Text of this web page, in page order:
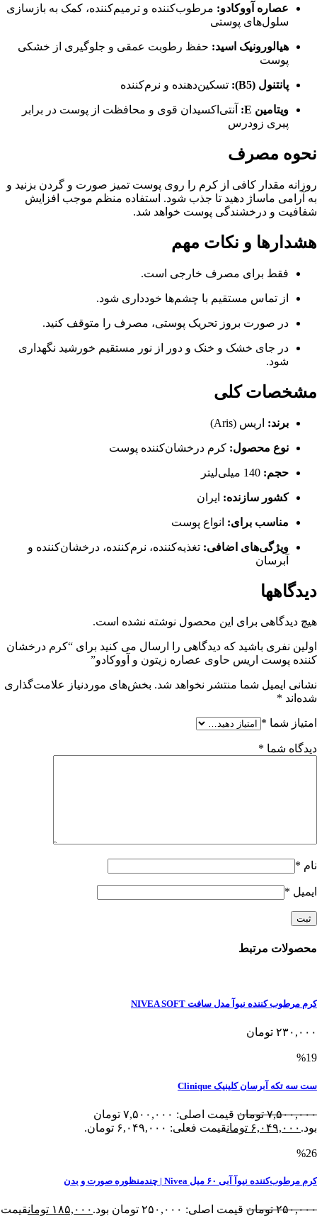
عصاره آووکادو: مرطوب‌کننده و ترمیم‌کننده، کمک به بازسازی
سلول‌های پوستی
هیالورونیک اسید: حفظ رطوبت عمقی و جلوگیری از خشکی
پوست
پانتنول (B5): تسکین‌دهنده و نرم‌کننده
ویتامین E:
آنتی‌اکسیدان قوی و محافظت از پوست در برابر
پیری زودرس
نحوه مصرف
روزانه مقدار کافی از کرم را روی پوست تمیز صورت و گردن بزنید و
به آرامی ماساژ دهید تا جذب شود. استفاده منظم موجب افزایش
شفافیت و درخشندگی پوست خواهد شد.
هشدارها و نکات مهم
فقط برای مصرف خارجی است.
از تماس مستقیم با چشم‌ها خودداری شود.
در صورت بروز تحریک پوستی، مصرف را متوقف کنید.
در جای خشک و خنک و دور از نور مستقیم خورشید نگهداری
شود.
مشخصات کلی
برند: اریس (Aris)
نوع محصول: کرم درخشان‌کننده پوست
حجم:
کشور سازنده: ایران
مناسب برای: انواع پوست
ویژگی‌های اضافی: تغذیه‌کننده، نرم‌کننده، درخشان‌کننده و
آبرسان
دیدگاهها
هیچ دیدگاهی برای این محصول نوشته نشده است.
اولین نفری باشید که دیدگاهی را ارسال می کنید برای “کرم درخشان
کننده پوست اریس حاوی عصاره زیتون و آووکادو”
نشانی ایمیل شما منتشر نخواهد شد. بخش‌های موردنیاز علامت‌گذاری
شده‌اند *
امتیاز شما *
دیدگاه شما *
نام *
ایمیل *
محصولات مرتبط
کرم مرطوب کننده نیوآ مدل سافت NIVEA SOFT
۲۳۰,۰۰۰ تومان
%19
ست سه تکه آبرسان کلینیک Clinique
۷,۵۰۰,۰۰۰ تومان
قیمت اصلی: ۷,۵۰۰,۰۰۰ تومان
بود. ۶,۰۴۹,۰۰۰ تومانقیمت فعلی: ۶,۰۴۹,۰۰۰ تومان.
%26
کرم مرطوب‌کننده نیوآ آبی ۶۰ میل Nivea | چندمنظوره صورت و بدن
۲۵۰,۰۰۰ تومان قیمت اصلی: ۲۵۰,۰۰۰ تومان بود. ۱۸۵,۰۰۰ تومانقیمت